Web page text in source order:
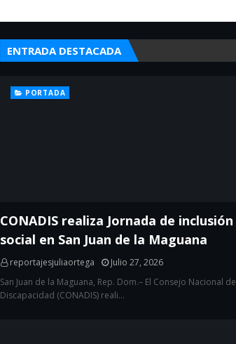
ENTRADA DESTACADA
PORTADA
CONADIS realiza Jornada de inclusión
social en San Juan de la Maguana
reportajesjuliaortega
Julio 27, 2026
San Juan de la Maguana, Rep. Dom.– El Consejo Nacional de
Discapacidad (CONADIS) reali…